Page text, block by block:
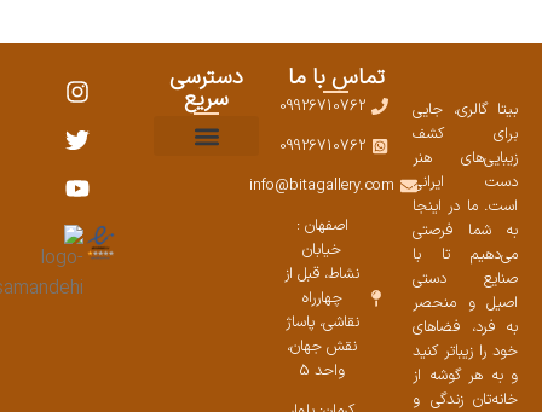
بیتا گالری، جایی
برای کشف
زیبایی‌های هنر
دست ایرانی
است. ما در اینجا
به شما فرصتی
می‌دهیم تا با
صنایع دستی
اصیل و منحصر
به فرد، فضاهای
خود را زیباتر کنید
و به هر گوشه از
خانه‌تان زندگی و
تماس با ما
09926710762
09926710762
info@bitagallery.com
اصفهان :
خیابان
نشاط، قبل از
چهارراه
نقاشی، پاساژ
نقش جهان،
واحد 5
دسترسی
سریع